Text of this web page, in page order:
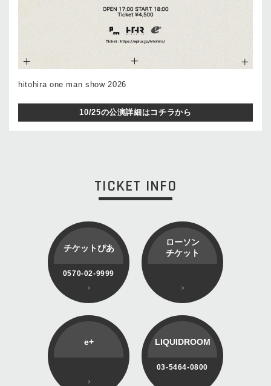
hitohira one man show 2026
10/25の公演詳細はコチラから
TICKET INFO
チケットぴあ
0570-02-9999
ローソン
チケット
e+ LIQUIDROOM
03-5464-0800